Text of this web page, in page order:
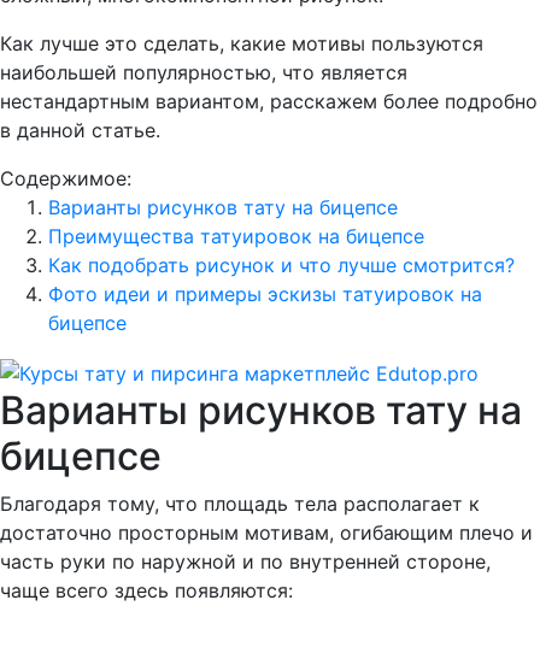
Как лучше это сделать, какие мотивы пользуются
наибольшей популярностью, что является
нестандартным вариантом, расскажем более подробно
в данной статье.
Содержимое:
Варианты рисунков тату на бицепсе
Преимущества татуировок на бицепсе
Как подобрать рисунок и что лучше смотрится?
Фото идеи и примеры эскизы татуировок на
бицепсе
Варианты рисунков тату на
бицепсе
Благодаря тому, что площадь тела располагает к
достаточно просторным мотивам, огибающим плечо и
часть руки по наружной и по внутренней стороне,
чаще всего здесь появляются: